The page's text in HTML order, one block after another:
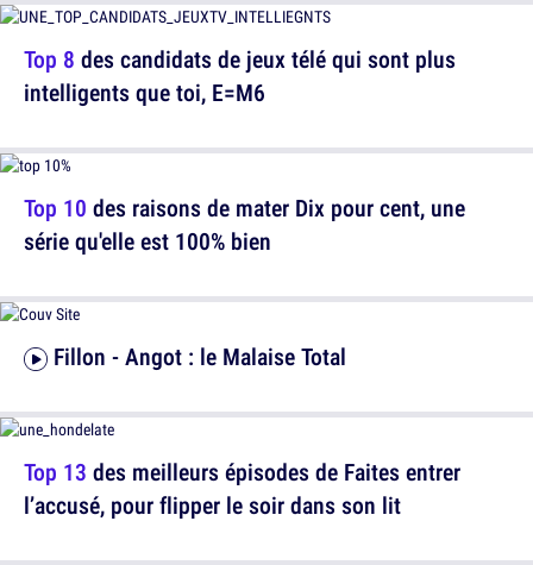
Top 8 des candidats de jeux télé qui sont plus
intelligents que toi, E=M6
Fillon - Angot : le Malaise Total
Top 10 des raisons de mater Dix pour cent, une
série qu'elle est 100% bien
Top 13 des meilleurs épisodes de Faites entrer
l’accusé, pour flipper le soir dans son lit